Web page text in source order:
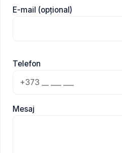
E-mail (opțional)
Telefon
Mesaj